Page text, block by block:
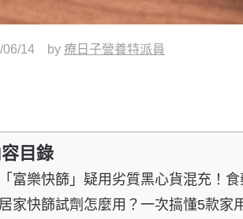
06/14 by 療日子營養特派員
目錄
「富樂快篩」疑用劣質黑心貨混充！
居家快篩試劑怎麼用？一次搞懂5款家